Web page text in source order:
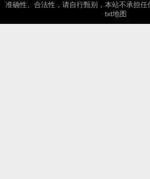
准确性、合法性，请自行甄别，本站不承担任
txt地图